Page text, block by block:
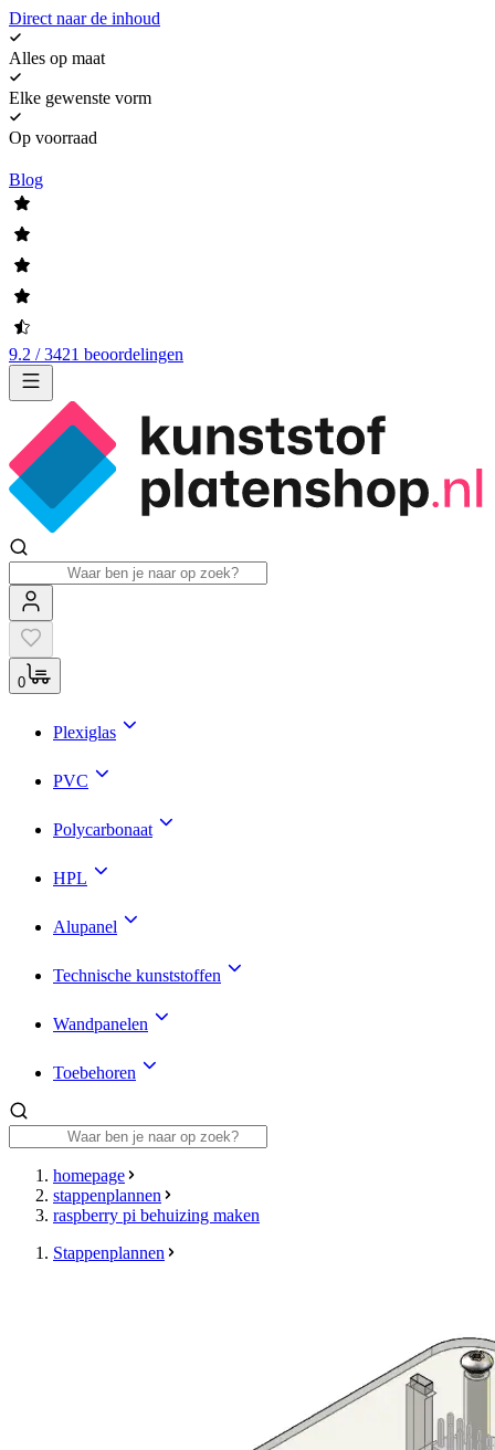
Direct naar de inhoud
Alles op maat
Elke gewenste vorm
Op voorraad
Blog
9.2 / 3421 beoordelingen
0
Plexiglas
PVC
Polycarbonaat
HPL
Alupanel
Technische kunststoffen
Wandpanelen
Toebehoren
homepage
stappenplannen
raspberry pi behuizing maken
Stappenplannen